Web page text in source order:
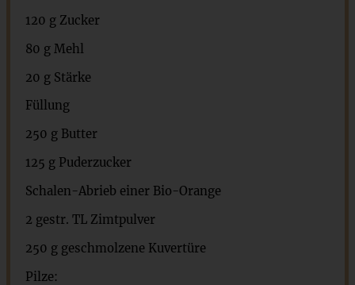
120 gZucker
80 gMehl
20 gStärke
Füllung
250 gButter
125 gPuderzucker
Schalen-Abrieb einer Bio-Orange
2 gestr. TL Zimtpulver
250 ggeschmolzene Kuvertüre
Pilze: